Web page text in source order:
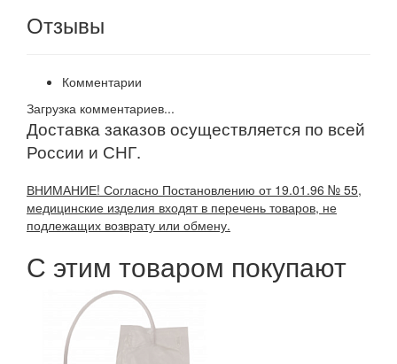
Отзывы
Комментарии
Загрузка комментариев...
Доставка заказов осуществляется по всей
России и СНГ.
ВНИМАНИЕ! Согласно Постановлению от 19.01.96 № 55,
медицинские изделия входят в перечень товаров, не
подлежащих возврату или обмену.
С этим товаром покупают